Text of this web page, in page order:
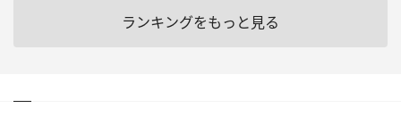
ランキングをもっと見る